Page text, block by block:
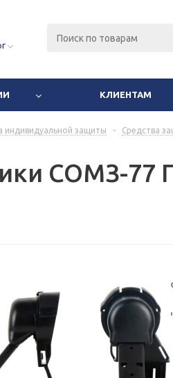
КЛИЕНТАМ
индивидуальной защиты - Средства
СОМЗ-77